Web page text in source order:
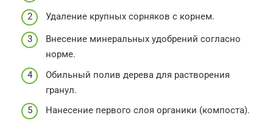
Удаление крупных сорняков с корнем.
Внесение минеральных удобрений согласно
норме.
Обильный полив дерева для растворения
гранул.
Нанесение первого слоя органики (компоста).